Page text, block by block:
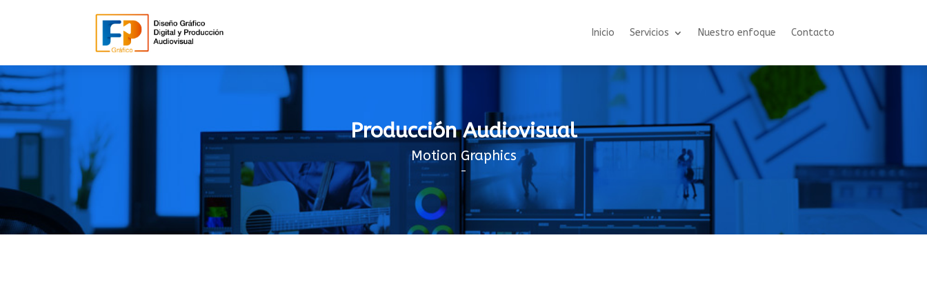
Inicio Servicios Nuestro enfoque Contacto
Producción Audiovisual
Motion Graphics
–